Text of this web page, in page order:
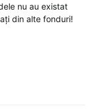
nu au existat
din alte fonduri!